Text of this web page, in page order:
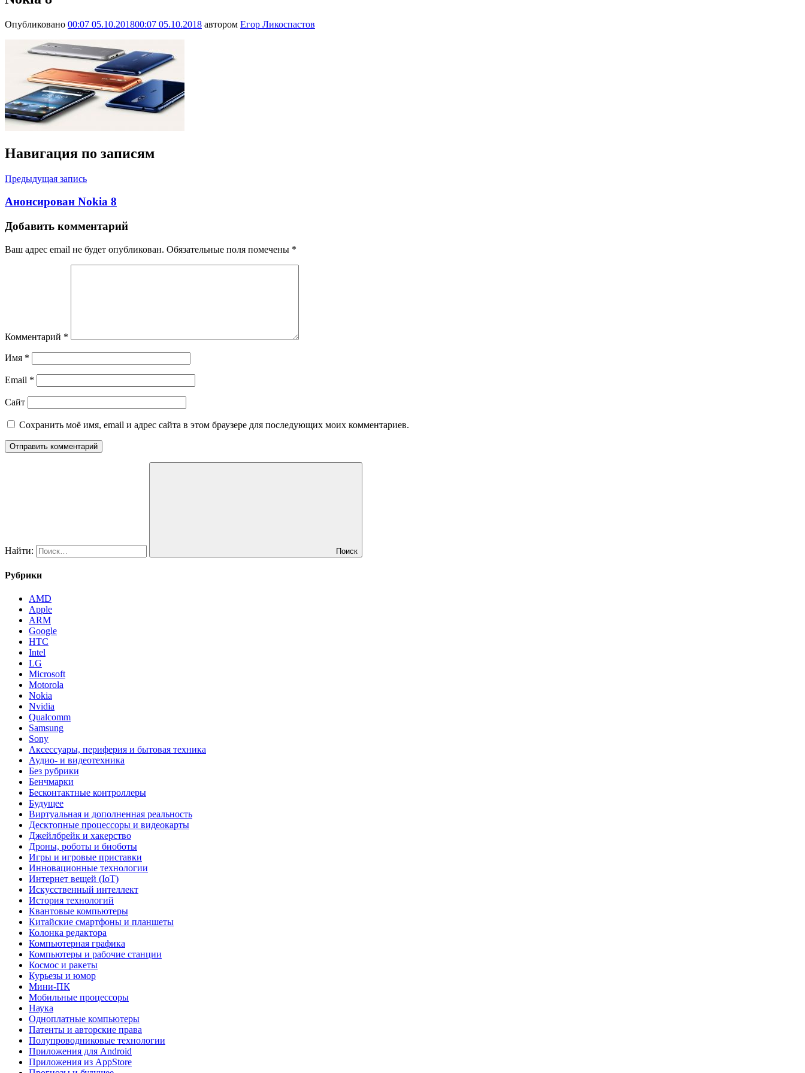
Опубликовано 00:07 05.10.201800:07 05.10.2018 автором Егор Ликоспастов
Навигация по записям
Предыдущая запись
Анонсирован Nokia 8
Добавить комментарий
Ваш адрес email не будет опубликован. Обязательные поля помечены *
Комментарий *
Имя *
Email *
Сайт
Сохранить моё имя, email и адрес сайта в этом браузере для последующих моих комментариев.
Найти: Поиск
Рубрики
AMD
Apple
ARM
Google
HTC
Intel
LG
Microsoft
Motorola
Nokia
Nvidia
Qualcomm
Samsung
Sony
Аксессуары, периферия и бытовая техника
Аудио- и видеотехника
Без рубрики
Бенчмарки
Бесконтактные контроллеры
Будущее
Виртуальная и дополненная реальность
Десктопные процессоры и видеокарты
Джейлбрейк и хакерство
Дроны, роботы и биоботы
Игры и игровые приставки
Инновационные технологии
Интернет вещей (IoT)
Искусственный интеллект
История технологий
Квантовые компьютеры
Китайские смартфоны и планшеты
Колонка редактора
Компьютерная графика
Компьютеры и рабочие станции
Космос и ракеты
Курьезы и юмор
Мини-ПК
Мобильные процессоры
Наука
Одноплатные компьютеры
Патенты и авторские права
Полупроводниковые технологии
Приложения для Android
Приложения из AppStore